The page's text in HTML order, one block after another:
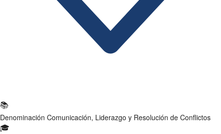
📚
Denominación Comunicación, Liderazgo y Resolución de Conflictos
🎓